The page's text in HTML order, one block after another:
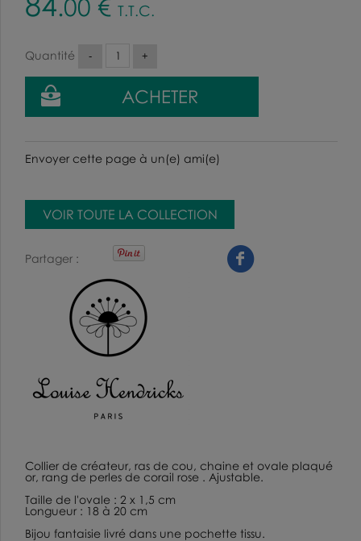
.00 € T.T.C.
Quantité
Envoyer cette page à un(e) ami(e)
VOIR TOUTE LA COLLECTION
Partager
Collier de créateur, ras de cou, chaine et ovale plaqué
or, rang de perles de corail rose . Ajustable.
Taille de l'ovale : 2 x 1,5 cm
Longueur : 18 à 20 cm
Bijou fantaisie livré dans une pochette tissu.